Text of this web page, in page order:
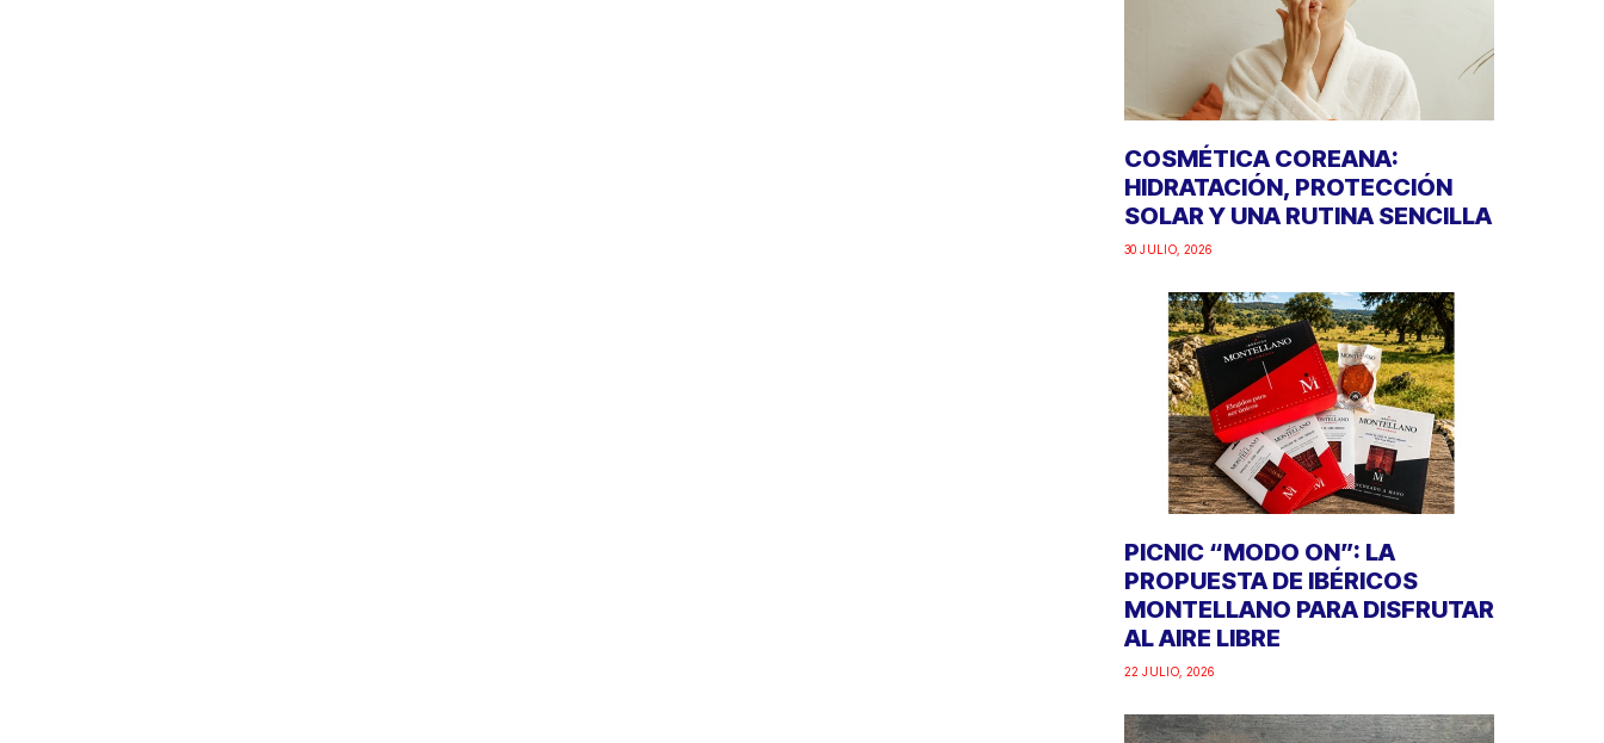
COSMÉTICA COREANA:
HIDRATACIÓN, PROTECCIÓN
SOLAR Y UNA RUTINA SENCILLA
30 JULIO, 2026
PICNIC “MODO ON”: LA
PROPUESTA DE IBÉRICOS
MONTELLANO PARA DISFRUTAR
AL AIRE LIBRE
22 JULIO, 2026